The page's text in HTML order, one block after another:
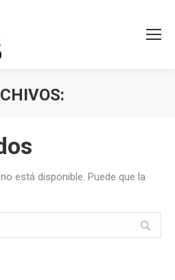
está disponible. Puede que la